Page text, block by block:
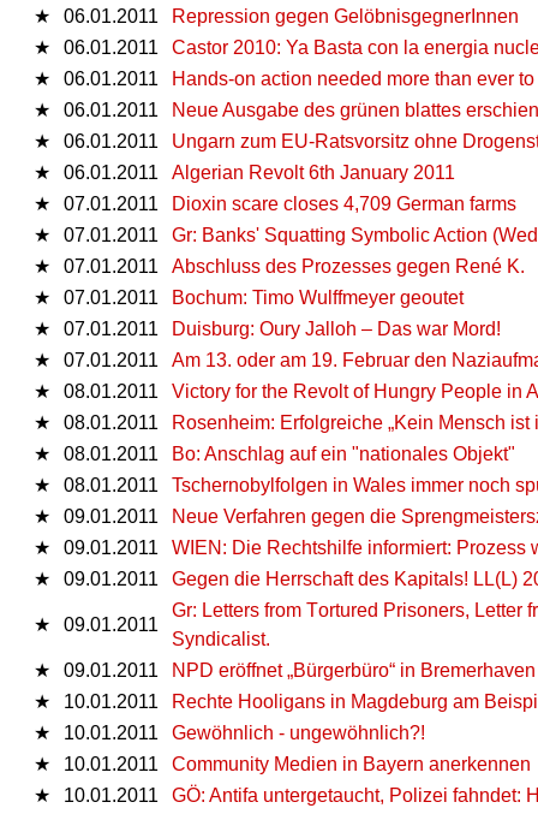
★
06.01.2011
Repression gegen GelöbnisgegnerInnen
★
06.01.2011
Castor 2010: Ya Basta con la energia
★
06.01.2011
Hands-on action needed more than ever
★
06.01.2011
Neue Ausgabe des grünen blattes
★
06.01.2011
Ungarn zum EU-Ratsvorsitz ohne
★
06.01.2011
Algerian Revolt 6th January 2011
★
07.01.2011
Dioxin scare closes 4,709 German farms
★
07.01.2011
Gr: Banks' Squatting Symbolic Action
★
07.01.2011
Abschluss des Prozesses gegen René K.
★
07.01.2011
Bochum: Timo Wulffmeyer geoutet
★
07.01.2011
Duisburg: Oury Jalloh – Das war Mord!
★
07.01.2011
Am 13. oder am 19. Februar den
★
08.01.2011
Victory for the Revolt of Hungry People in
★
08.01.2011
Rosenheim: Erfolgreiche „Kein Mensch ist
★
08.01.2011
Bo: Anschlag auf ein "nationales Objekt"
★
08.01.2011
Tschernobylfolgen in Wales immer noch
★
09.01.2011
Neue Verfahren gegen die
★
09.01.2011
WIEN: Die Rechtshilfe informiert: Prozess
★
09.01.2011 Gegen die Herrschaft des Kapitals! LL(L)
★ 09.01.2011
Gr: Letters from Τortured Prisoners, Letter
Syndicalist.
★
09.01.2011
NPD eröffnet „Bürgerbüro“ in Bremerhaven
★
10.01.2011
Rechte Hooligans in Magdeburg am
★
10.01.2011
Gewöhnlich - ungewöhnlich?!
★
10.01.2011
Community Medien in Bayern anerkennen
★
10.01.2011
GÖ: Antifa untergetaucht, Polizei fahndet: